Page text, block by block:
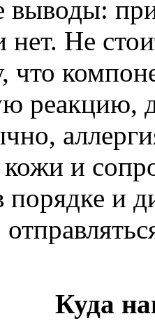
выводы:
нет. Не
что
реакцию,
и
порядке и
Куда